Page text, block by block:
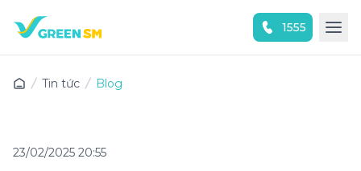
1555
Tin tức Blog
23/02/2025 20:55